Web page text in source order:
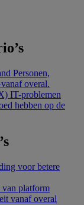
Personen,
overal.
IT-problemen
hebben op de
voor betere
platform
vanaf overal